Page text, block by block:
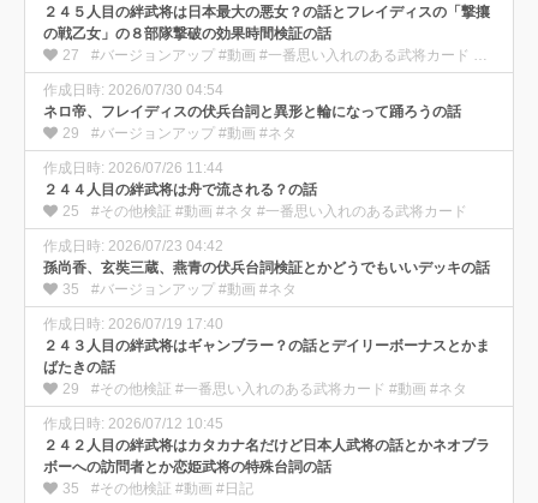
２４５人目の絆武将は日本最大の悪女？の話とフレイディスの「撃攘
の戦乙女」の８部隊撃破の効果時間検証の話
27
#バージョンアップ #動画 #一番思い入れのある武将カード #雑談・雑感
作成日時: 2026/07/30 04:54
ネロ帝、フレイディスの伏兵台詞と異形と輪になって踊ろうの話
29
#バージョンアップ #動画 #ネタ
作成日時: 2026/07/26 11:44
２４４人目の絆武将は舟で流される？の話
25
#その他検証 #動画 #ネタ #一番思い入れのある武将カード
作成日時: 2026/07/23 04:42
孫尚香、玄奘三蔵、燕青の伏兵台詞検証とかどうでもいいデッキの話
35
#バージョンアップ #動画 #ネタ
作成日時: 2026/07/19 17:40
２４３人目の絆武将はギャンブラー？の話とデイリーボーナスとかま
ばたきの話
29
#その他検証 #一番思い入れのある武将カード #動画 #ネタ
作成日時: 2026/07/12 10:45
２４２人目の絆武将はカタカナ名だけど日本人武将の話とかネオブラ
ボーへの訪問者とか恋姫武将の特殊台詞の話
35
#その他検証 #動画 #日記